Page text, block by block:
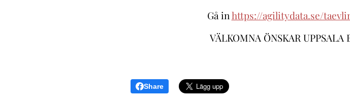
Gå inhttps://agilitydata.se/
VÄLKOMNA ÖNSKAR
Share